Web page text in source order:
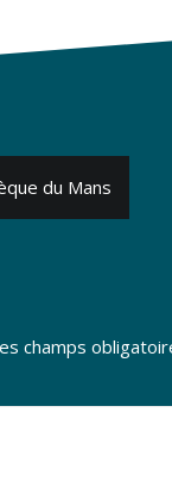
du Mans
champs